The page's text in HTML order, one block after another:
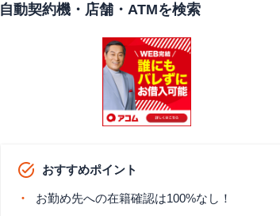
自動契約機・店舗・ATMを検索
おすすめポイント
お勤め先への在籍確認は100%なし！